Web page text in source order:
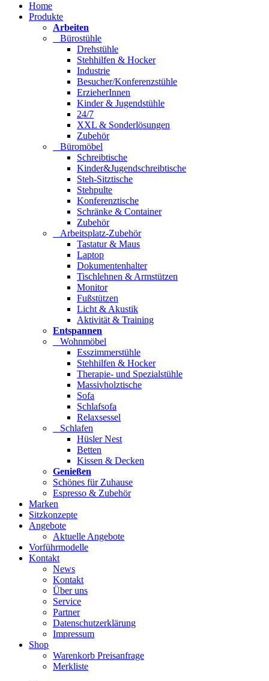
Home
Produkte
Arbeiten
Bürostühle
Drehstühle
Stehhilfen & Hocker
Industrie
Besucher/Konferenzstühle
ErzieherInnen
Kinder & Jugendstühle
24/7
XXL & Sonderlösungen
Zubehör
Büromöbel
Schreibtische
Kinder&Jugendschreibtische
Steh-Sitztische
Stehpulte
Konferenztische
Schränke & Container
Zubehör
Arbeitsplatz-Zubehör
Tastatur & Maus
Laptop
Dokumentenhalter
Tischlehnen & Armstützen
Monitor
Fußstützen
Licht & Akustik
Aktivität & Training
Entspannen
Wohnmöbel
Esszimmerstühle
Stehhilfen & Hocker
Therapie- und Spezialstühle
Massivholztische
Sofa
Schlafsofa
Relaxsessel
Schlafen
Hüsler Nest
Betten
Kissen & Decken
Genießen
Schönes für Zuhause
Espresso & Zubehör
Marken
Sitzkonzepte
Angebote
Aktuelle Angebote
Vorführmodelle
Kontakt
News
Kontakt
Über uns
Service
Partner
Datenschutzerklärung
Impressum
Shop
Warenkorb Preisanfrage
Merkliste